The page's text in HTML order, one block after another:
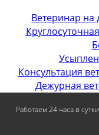
Ветеринар на
Консультация
Дежурная
Работаем 24 часа в